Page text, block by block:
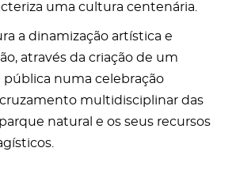
uma cultura centenária.
a dinamização artística e
através da criação de um
numa celebração
multidisciplinar das
natural e os seus recursos